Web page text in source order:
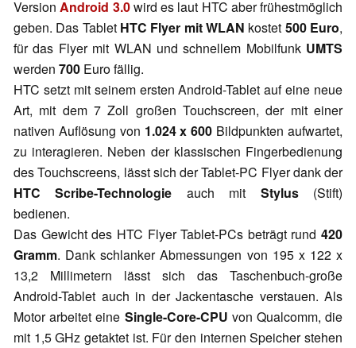
VersionAndroid 3.0wird es laut HTC aber frühestmöglich
geben. Das Tablet HTC Flyer mit WLAN kostet 500 Euro,
für das Flyer mit WLAN und schnellem Mobilfunk UMTS
werden 700 Euro fällig.
HTC setzt mit seinem ersten Android-Tablet auf eine neue
Art, mit dem 7 Zoll großen Touchscreen, der mit einer
nativen Auflösung von 1.024 x 600 Bildpunkten aufwartet,
zu interagieren. Neben der klassischen Fingerbedienung
des Touchscreens, lässt sich der Tablet-PC Flyer dank der
HTC Scribe-Technologie auch mit Stylus(Stift)
bedienen.
Das Gewicht des HTC Flyer Tablet-PCs beträgt rund 420
Gramm. Dank schlanker Abmessungen von 195 x 122 x
13,2 Millimetern lässt sich das Taschenbuch-große
Android-Tablet auch in der Jackentasche verstauen. Als
Motor arbeitet eine Single-Core-CPU von Qualcomm, die
mit 1,5 GHz getaktet ist. Für den internen Speicher stehen